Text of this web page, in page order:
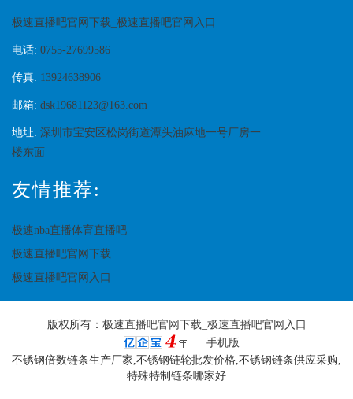
极速直播吧官网下载_极速直播吧官网入口
电话: 0755-27699586
传真: 13924638906
邮箱: dsk19681123@163.com
地址: 深圳市宝安区松岗街道潭头油麻地一号厂房一
楼东面
友情推荐:
极速nba直播体育直播吧
极速直播吧官网下载
极速直播吧官网入口
版权所有： 极速直播吧官网下载_极速直播吧官网入口
手机版
不锈钢倍数链条生产厂家,不锈钢链轮批发价格,不锈钢链条供应采购,
特殊特制链条哪家好